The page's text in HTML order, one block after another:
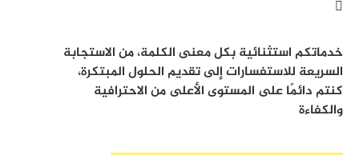
خدماتكم استثنائية بكل معنى الكلمة، من الاستجابة
السريعة للاستفسارات إلى تقديم الحلول المبتكرة،
كنتم دائمًا على المستوى الأعلى من الاحترافية
والكفاءة